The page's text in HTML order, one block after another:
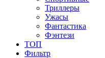
Триллеры
Ужасы
Фантастика
Фэнтези
ТОП
Фильтр